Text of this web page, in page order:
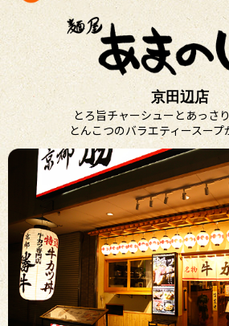
京田辺店
とろ旨チャーシューとあっさ
とんこつのバラエティースープ